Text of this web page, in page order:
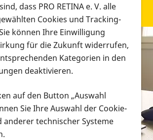
in verschiedenen
Ort
dass PRO RETINA e. V. alle
Cookies und Tracking-
können Ihre Einwilligung
für die Zukunft widerrufen,
Kategorien in den
deaktivieren.
auf den Button „Auswahl
Sie Ihre Auswahl der Cookie-
anderer technischer Systeme